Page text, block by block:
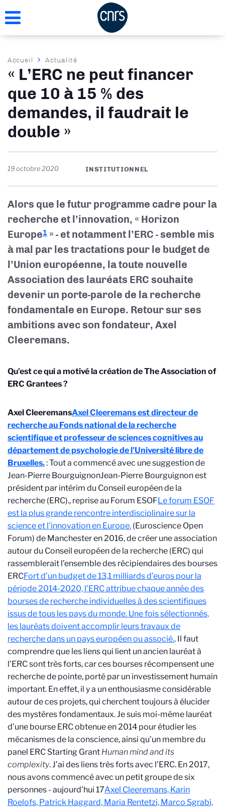
au
Fil
d'Ariane
Accueil Actualité
« L’ERC ne peut financer
que 10 à 15 % des
demandes, il faudrait le
double »
19 octobre 2020 INSTITUTIONNEL
Alors que le futur programme cadre pour la
recherche et l’innovation, « Horizon
Europe1 » - et notamment l’ERC - semble mis
à mal par les tractations pour le budget de
l’Union européenne, la toute nouvelle
Association des lauréats ERC souhaite
devenir un porte-parole de la recherche
fondamentale en Europe. Retour sur ses
ambitions avec son fondateur, Axel
Cleeremans.
Qu’est ce qui a motivé la création de The Association of
ERC Grantees ?
Axel CleeremansAxel Cleeremans est directeur de
recherche au Fonds national de la recherche
scientifique et professeur de sciences cognitives au
département de psychologie de l'Université libre de
Bruxelles.: Tout a commencé avec une suggestion de
Jean-Pierre BourguignonJean-Pierre Bourguignon est
président par intérim du Conseil européen de la
recherche (ERC)., reprise au Forum ESOFLe forum ESOF
est la plus grande rencontre interdisciplinaire sur la
science et l'innovation en Europe. (Euroscience Open
Forum) de Manchester en 2016, de créer une association
autour du Conseil européen de la recherche (ERC) qui
rassemblerait l’ensemble des récipiendaires des bourses
ERCFort d’un budget de 13,1 milliards d’euros pour la
période 2014-2020, l’ERC attribue chaque année des
bourses de recherche individuelles à des scientifiques
issus de tous les pays du monde. Une fois sélectionnés,
les lauréats doivent accomplir leurs travaux de
recherche dans un pays européen ou associé.. Il faut
comprendre que les liens qui lient un ancien lauréat à
l’ERC sont très forts, car ces bourses récompensent une
recherche de pointe, porté par un investissement humain
important. En effet, il y a un enthousiasme considérable
autour de ces projets, qui cherchent toujours à élucider
des mystères fondamentaux. Je suis moi-même lauréat
d’une bourse ERC obtenue en 2014 pour étudier les
mécanismes de la conscience, ainsi qu’un membre du
panel ERC Starting Grant Human mind and its
complexity. J’ai des liens très forts avec l’ERC. En 2017,
nous avons commencé avec un petit groupe de six
personnes - aujourd’hui 17Axel Cleeremans, Karin
Roelofs, Patrick Haggard, Maria Rentetzi, Marco Sgrabi,